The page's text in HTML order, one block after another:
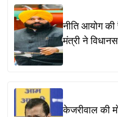
नीति आयोग की
मंत्री ने
केजरीवाल की